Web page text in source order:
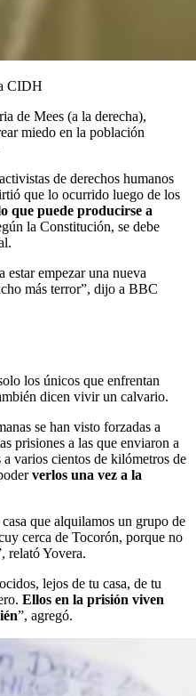
CIDH
de Mees (a la derecha),
miedo en la población
de derechos humanos
que lo ocurrido luego de los
que puede producirse a
la Constitución, se debe
estar empezar una nueva
más terror”, dijo a BBC
los únicos que enfrentan
dicen vivir un calvario.
se han visto forzadas a
prisiones a las que enviaron a
a varios cientos de kilómetros de
verlos una vez a la
que alquilamos un grupo de
cerca de Tocorón, porque no
relató Yovera.
lejos de tu casa, de tu
Ellos en la prisión viven
”, agregó.